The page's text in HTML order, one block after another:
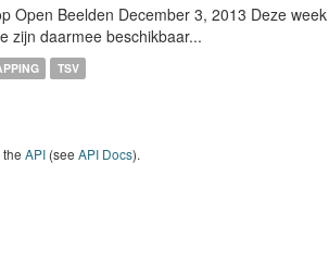
Open Beelden December 3, 2013 Deze
zijn daarmee beschikbaar...
TSV
API (see API Docs).